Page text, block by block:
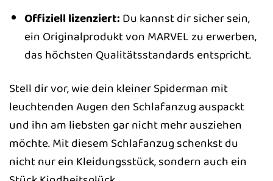
Offiziell lizenziert: Du kannst dir sicher sein,
ein Originalprodukt von MARVEL zu erwerben,
das höchsten Qualitätsstandards entspricht.
Stell dir vor, wie dein kleiner Spiderman mit
leuchtenden Augen den Schlafanzug auspackt
und ihn am liebsten gar nicht mehr ausziehen
möchte. Mit diesem Schlafanzug schenkst du
nicht nur ein Kleidungsstück, sondern auch ein